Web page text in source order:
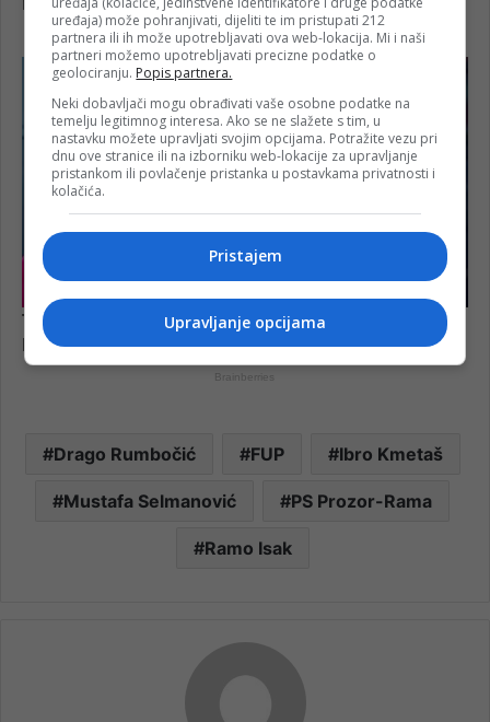
Drago Rumbočić FUP Ibro Kmetaš
Mustafa Selmanović PS Prozor-Rama
Ramo Isak
uređaja) može pohranjivati, dijeliti te im pristupati 212
partnera ili ih može upotrebljavati ova web-lokacija. Mi i naši
partneri možemo upotrebljavati precizne podatke o
geolociranju. Popis partnera.
Neki dobavljači mogu obrađivati vaše osobne podatke na
temelju legitimnog interesa. Ako se ne slažete s tim, u
nastavku možete upravljati svojim opcijama. Potražite vezu pri
dnu ove stranice ili na izborniku web-lokacije za upravljanje
pristankom ili povlačenje pristanka u postavkama privatnosti i
kolačića.
Pristajem
Upravljanje opcijama